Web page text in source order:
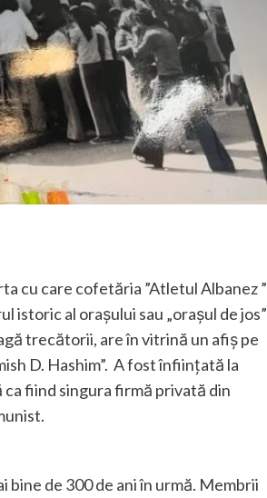
cu care cofetăria ”Atletul Albanez ”
istoric al orașului sau „orașul de jos”
trecătorii, are în vitrină un afiș pe
D. Hashim”. A fost înființată la
fiind singura firmă privată din
bine de 300 de ani în urmă. Membrii